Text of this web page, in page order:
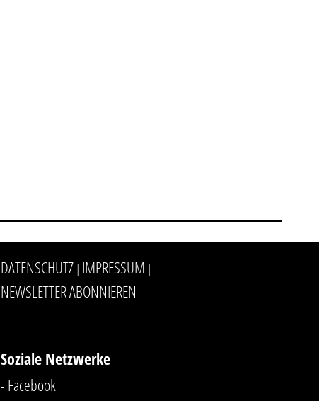
DATENSCHUTZ | IMPRESSUM |
NEWSLETTER ABONNIEREN
Soziale Netzwerke
- Facebook